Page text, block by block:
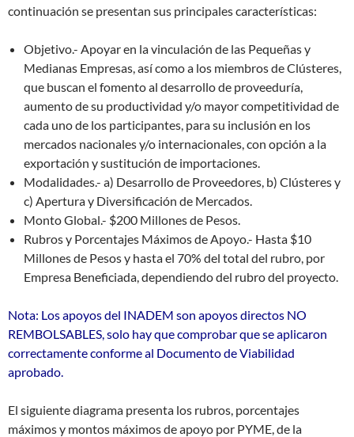
continuación se presentan sus principales características:
Objetivo.- Apoyar en la vinculación de las Pequeñas y
Medianas Empresas, así como a los miembros de Clústeres,
que buscan el fomento al desarrollo de proveeduría,
aumento de su productividad y/o mayor competitividad de
cada uno de los participantes, para su inclusión en los
mercados nacionales y/o internacionales, con opción a la
exportación y sustitución de importaciones.
Modalidades.- a) Desarrollo de Proveedores, b) Clústeres y
c) Apertura y Diversificación de Mercados.
Monto Global.- $200 Millones de Pesos.
Rubros y Porcentajes Máximos de Apoyo.- Hasta $10
Millones de Pesos y hasta el 70% del total del rubro, por
Empresa Beneficiada, dependiendo del rubro del proyecto.
Nota: Los apoyos del INADEM son apoyos directos NO
REMBOLSABLES, solo hay que comprobar que se aplicaron
correctamente conforme al Documento de Viabilidad
aprobado.
El siguiente diagrama presenta los rubros, porcentajes
máximos y montos máximos de apoyo por PYME, de la